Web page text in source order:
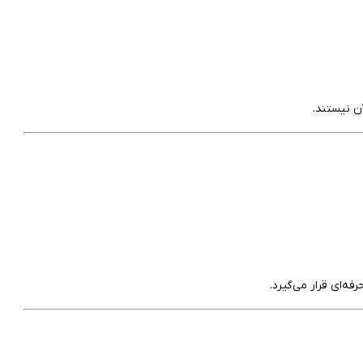
نیستند.
قرار می‌گیرد.